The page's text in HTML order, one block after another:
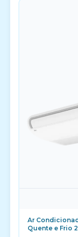
Ar
Quente e Frio